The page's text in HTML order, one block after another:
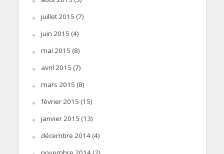
juillet 2015 (7)
juin 2015 (4)
mai 2015 (8)
avril 2015 (7)
mars 2015 (8)
février 2015 (15)
janvier 2015 (13)
décembre 2014(4)